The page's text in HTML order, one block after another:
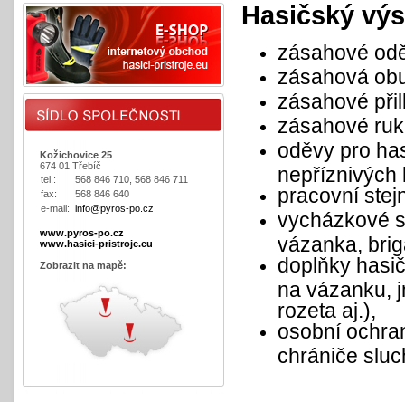
Hasičský
zásahové
zásahová
zásahové
zásahové
oděvy pro
nepříznivých
pracovní
vycházkové
vázanka,
doplňky
na vázanku,
rozeta aj.),
osobní
chrániče
Kožichovice 25
674 01 Třebíč
tel.:
568 846 710, 568 846 711
fax:
568 846 640
e-mail: info@pyros-po.cz
www.pyros-po.cz
www.hasici-pristroje.eu
Zobrazit na mapě: